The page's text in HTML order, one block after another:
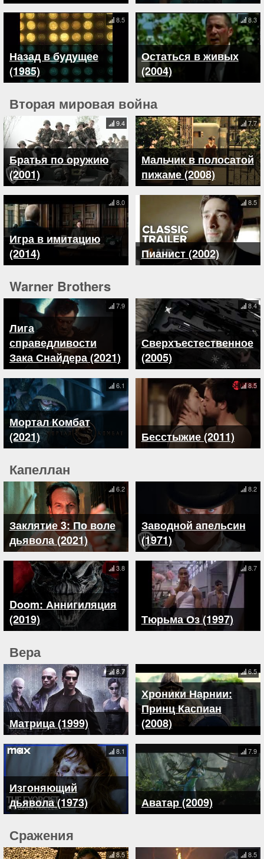
Назад в будущее
(1985)
8.5
Остаться в живых
(2004)
8.3
Вторая мировая война
Братья по оружию
(2001)
9.4
Мальчик в полосатой
пижаме (2008)
7.7
Игра в имитацию
(2014)
8.0
Пианист (2002)
8.5
Warner Brothers
Лига
справедливости
Зака Снайдера (2021)
7.9
Сверхъестественное
(2005)
8.4
Мортал Комбат
(2021)
6.1
Бесстыжие (2011)
8.5
Капеллан
Заклятие 3: По воле
дьявола (2021)
6.2
Заводной апельсин
(1971)
8.2
Doom: Аннигиляция
(2019)
3.8
Тюрьма Оз (1997)
8.7
Вера
Матрица (1999)
8.7
Хроники Нарнии:
Принц Каспиан
(2008)
6.5
Изгоняющий
дьявола (1973)
8.1
Аватар (2009)
7.9
Сражения
8.5 8.5